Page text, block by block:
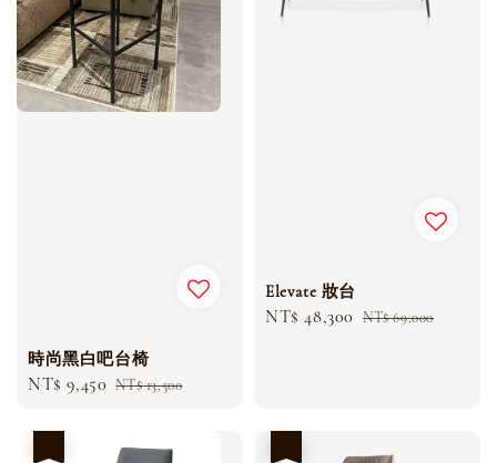
時尚黑白吧台椅
Sale
NT$ 9,450 Regular
NT$ 13,500
Elevate 妝台
Sale
NT$ 48,300 Regular
NT$ 69,000